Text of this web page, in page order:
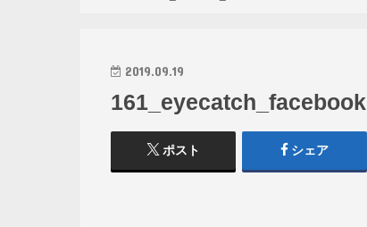
2019.09.19
161_eyecatch_facebook
ポスト シェア